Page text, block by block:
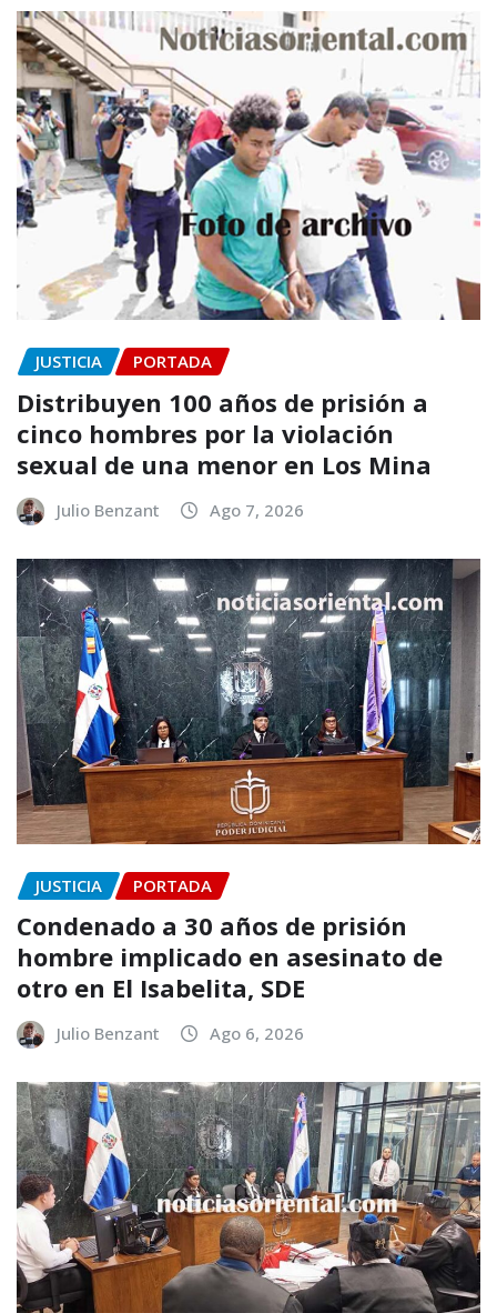
JUSTICIA PORTADA
Distribuyen 100 años de prisión a
cinco hombres por la violación
sexual de una menor en Los Mina
Julio Benzant Ago 7, 2026
JUSTICIA PORTADA
Condenado a 30 años de prisión
hombre implicado en asesinato de
otro en El Isabelita, SDE
Julio Benzant Ago 6, 2026